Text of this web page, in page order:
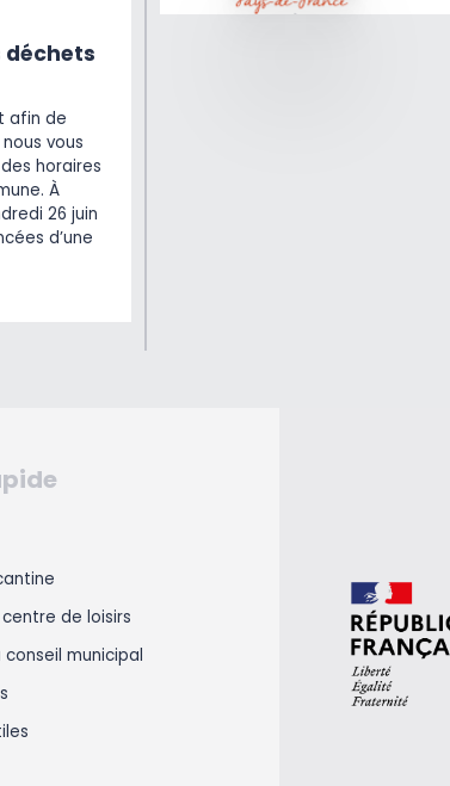
déchets
afin de
vous
horaires
À
26 juin
d’une
de loisirs
conseil municipal